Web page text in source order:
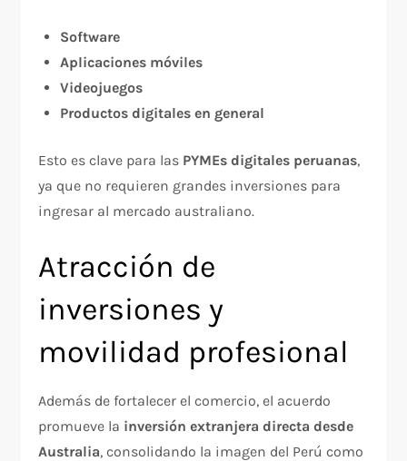
Software
Aplicaciones móviles
Videojuegos
Productos digitales en general
Esto es clave para las PYMEs digitales peruanas,
ya que no requieren grandes inversiones para
ingresar al mercado australiano.
Atracción de
inversiones y
movilidad profesional
Además de fortalecer el comercio, el acuerdo
promueve la inversión extranjera directa desde
Australia, consolidando la imagen del Perú como